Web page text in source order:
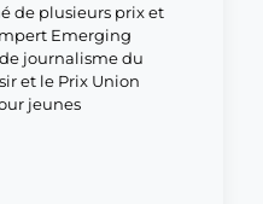
de plusieurs prix et
Emerging
journalisme du
et le Prix Union
jeunes